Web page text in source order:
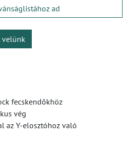
ad
velünk
fecskendőkhöz
vég
az Y-elosztóhoz való